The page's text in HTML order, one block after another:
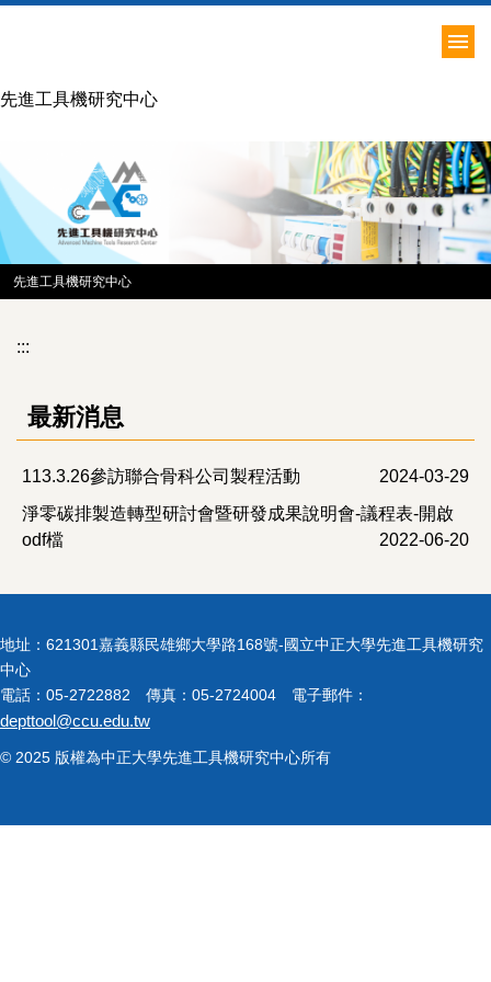
要
區
先進工具機研究中心
先進工具機研究中心
:::
最新消息
113.3.26參訪聯合骨科公司製程活動
2024-03-29
淨零碳排製造轉型研討會暨研發成果說明會-議程表-開啟
odf檔
2022-06-20
地址：621301嘉義縣民雄鄉大學路168號-國立中正大學先進工具機研究
中心
電話：05-2722882 傳真：05-2724004 電子郵件：
depttool@ccu.edu.tw
© 2025 版權為中正大學先進工具機研究中心所有